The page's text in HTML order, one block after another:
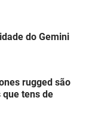
do Gemini
rugged são
tens de